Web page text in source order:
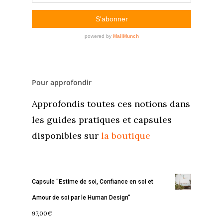
Pour approfondir
Approfondis toutes ces notions dans
les guides pratiques et capsules
disponibles sur la boutique
Capsule "Estime de soi, Confiance en soi et
Amour de soi par le Human Design"
97,00€